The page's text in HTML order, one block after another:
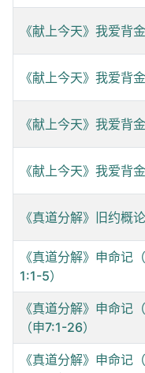
《献上今天》我爱背
《献上今天》我爱背
《献上今天》我爱背
《献上今天》我爱背
《真道分解》旧约概
《真道分解》申命记
1:1-5）
《真道分解》申命记
（申7:1-26）
《真道分解》申命记